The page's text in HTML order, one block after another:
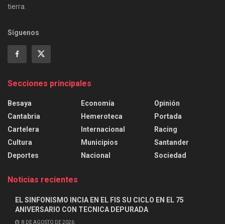
tierra.
Síguenos
Secciones principales
Besaya
Cantabria
Cartelera
Cultura
Deportes
Economía
Hemeroteca
Internacional
Municipios
Nacional
Opinión
Portada
Racing
Santander
Sociedad
Noticias recientes
EL SINFONISMO INCIA EN EL FIS SU CICLO EN EL 75
ANIVERSARIO CON TECNICA DEPURADA
8 DE AGOSTO DE 2026